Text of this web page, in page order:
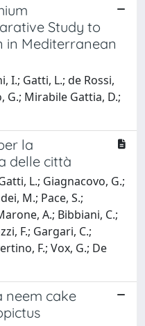
Study to
in Mediterranean
I.; Gatti, L.; de Rossi,
G.; Mirabile Gattia, D.;
la
delle città
L.; Giagnacovo, G.;
M.; Pace, S.;
A.; Bibbiani, C.;
F.; Gargari, C.;
F.; Vox, G.; De
neem cake